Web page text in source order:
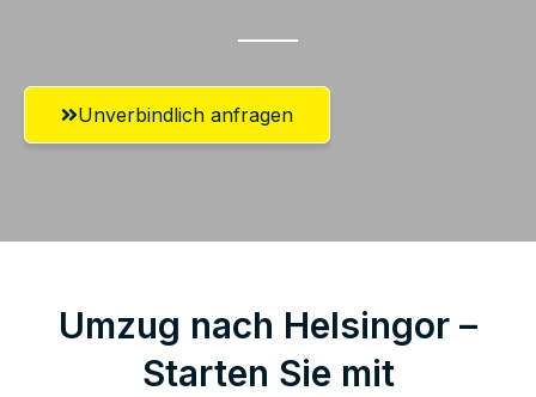
Unverbindlich anfragen
Umzug nach Helsingor –
Starten Sie mit